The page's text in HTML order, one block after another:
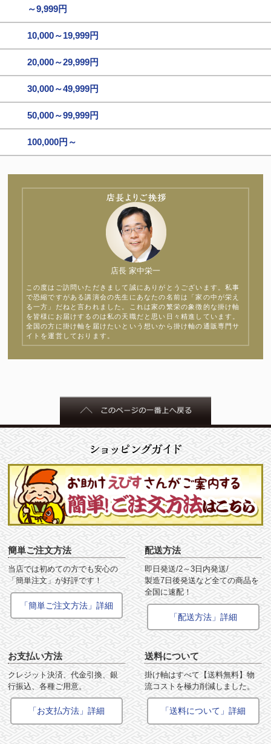
～9,999円
10,000～19,999円
20,000～29,999円
30,000～49,999円
50,000～99,999円
100,000円～
店長 家中栄一
この度はご訪問いただきまして誠にありがとうございます。私事
で恐縮ですがある講演会の先生にあなたの名前は「家の中が栄え
る一方」だねと言われました。これは家の繁栄の象徴的な掛け軸
を皆様にお届けするのは私の天職だと思い日々精進しています。
全国の方に掛け軸を届けたいという想いから掛け軸の通販専門サ
イトを運営しております。
簡単ご注文方法
当店では初めての方でも安心の
「簡単注文」が好評です！
「簡単ご注文方法」詳細
配送方法
即日発送/2～3日内発送/
製造7日後発送など全ての商品を
全国に速配！
「配送方法」詳細
お支払い方法
クレジット決済、代金引換、銀
行振込、各種ご用意。
「お支払方法」詳細
送料について
掛け軸はすべて【送料無料】物
流コストを極力削減しました。
「送料について」詳細